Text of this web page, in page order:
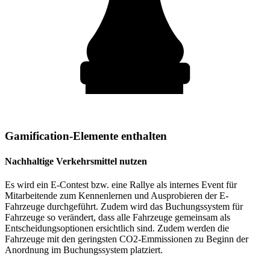
Gamification-Elemente enthalten
Nachhaltige Verkehrsmittel nutzen
Es wird ein E-Contest bzw. eine Rallye als internes Event für
Mitarbeitende zum Kennenlernen und Ausprobieren der E-
Fahrzeuge durchgeführt. Zudem wird das Buchungssystem für
Fahrzeuge so verändert, dass alle Fahrzeuge gemeinsam als
Entscheidungsoptionen ersichtlich sind. Zudem werden die
Fahrzeuge mit den geringsten CO2-Emmissionen zu Beginn der
Anordnung im Buchungssystem platziert.